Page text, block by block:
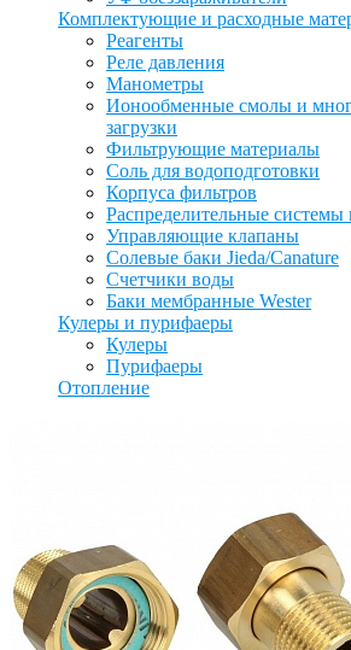
Комплектующие и расходные
Реагенты
Реле давления
Манометры
Ионообменные смолы и
загрузки
Фильтрующие материалы
Соль для водоподготовки
Корпуса фильтров
Распределительные системы
Управляющие клапаны
Солевые баки Jieda/Canature
Счетчики воды
Баки мембранные Wester
Кулеры и пурифаеры
Кулеры
Пурифаеры
Отопление